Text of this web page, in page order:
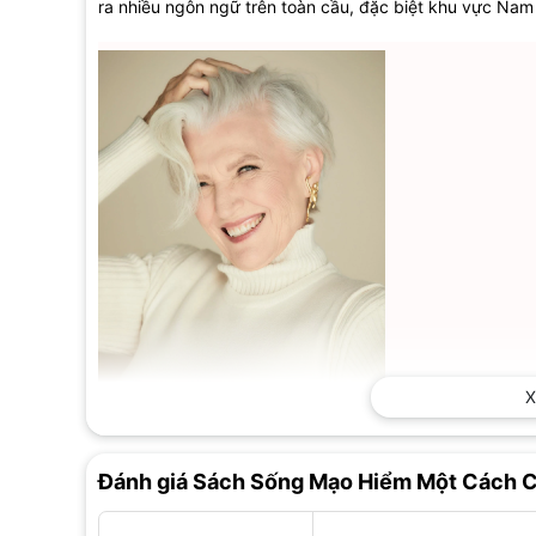
ra nhiều ngôn ngữ trên toàn cầu, đặc biệt khu vực
Sinh năm 1948, là chuyên gia dinh dưỡng. Bà xuất bản
Đánh giá Sách Sống Mạo Hiểm Một Cách